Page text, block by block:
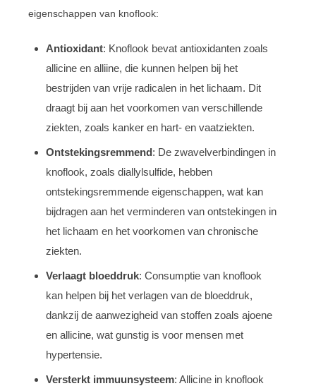
eigenschappen van knoflook:
Antioxidant: Knoflook bevat antioxidanten zoals
allicine en alliine, die kunnen helpen bij het
bestrijden van vrije radicalen in het lichaam. Dit
draagt bij aan het voorkomen van verschillende
ziekten, zoals kanker en hart- en vaatziekten.
Ontstekingsremmend: De zwavelverbindingen in
knoflook, zoals diallylsulfide, hebben
ontstekingsremmende eigenschappen, wat kan
bijdragen aan het verminderen van ontstekingen in
het lichaam en het voorkomen van chronische
ziekten.
Verlaagt bloeddruk: Consumptie van knoflook
kan helpen bij het verlagen van de bloeddruk,
dankzij de aanwezigheid van stoffen zoals ajoene
en allicine, wat gunstig is voor mensen met
hypertensie.
Versterkt immuunsysteem: Allicine in knoflook